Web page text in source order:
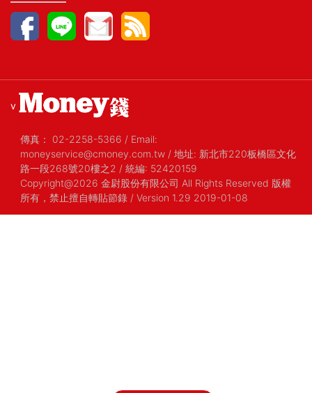
v
傳真： 02-2258-5366 / Email:
moneyservice@cmoney.com.tw / 地址: 新北市220板橋區文化
路一段268號20樓之2 / 統編: 52420159
Copyright@2026 金尉股份有限公司 All Rights Reserved 版權
所有，禁止擅自轉貼節錄 / Version 1.29 2019-01-08